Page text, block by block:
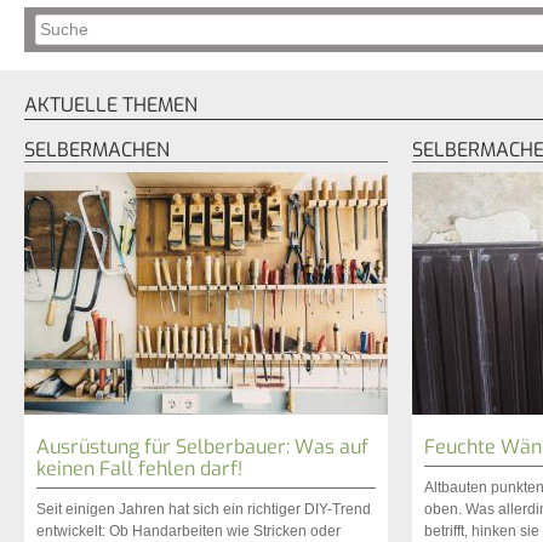
AKTUELLE THEMEN
SELBERMACHEN
Ausrüstung für Selberbauer: Was auf
keinen Fall fehlen darf!
Seit einigen Jahren hat sich ein richtiger DIY-Trend
entwickelt: Ob Handarbeiten wie Stricken oder
Feuchte
Altbauten
oben. Was
betrifft, hinken